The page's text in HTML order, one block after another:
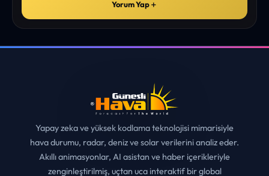
Yapay zeka ve yüksek kodlama teknolojisi mimarisiyle
hava durumu, radar, deniz ve solar verilerini analiz eder.
Akıllı animasyonlar, AI asistan ve haber içerikleriyle